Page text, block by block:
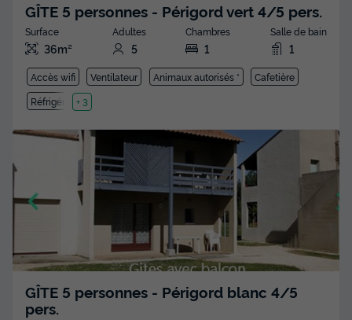
GÎTE 5 personnes - Périgord vert 4/5 pers.
Surface
36m²
Adultes
5
Chambres
1
Salle de bain
1
Accès wifi Ventilateur Animaux autorisés *
Cafetière
Réfrigérateur
+ 3
GÎTE 5 personnes - Périgord blanc 4/5
pers.